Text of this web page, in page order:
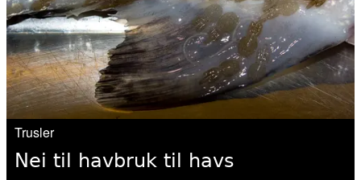
07. mai 2026
Slik kartlegges unglaksens utvandring
06. mai 2026
Norwegian fish farms polluting fjords
Trusler
Nei til havbruk til havs